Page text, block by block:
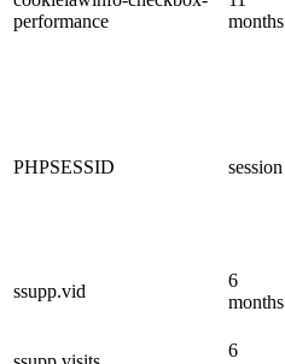
performance
months
PHPSESSID session
ssupp.vid
6
months
6